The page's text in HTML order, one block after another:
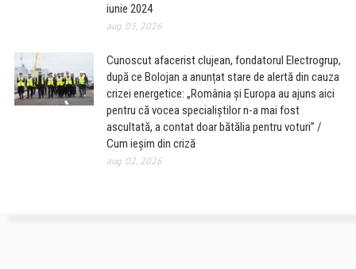
iunie 2024
aug. 03, 2026
Cunoscut afacerist clujean, fondatorul Electrogrup,
după ce Bolojan a anunțat stare de alertă din cauza
crizei energetice: „România și Europa au ajuns aici
pentru că vocea specialiștilor n-a mai fost
ascultată, a contat doar bătălia pentru voturi” /
Cum ieșim din criză
aug. 02, 2026